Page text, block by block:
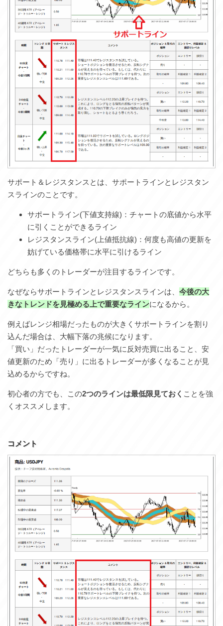
サポート＆レジスタンスとは、サポートラインとレジスタン
スラインのことです。
サポートライン(下値支持線)：チャートの底値から水平
に引くことができるライン
レジスタンスライン(上値抵抗線)：何度も高値の更新を
妨げている価格帯に水平に引けるライン
どちらも多くのトレーダーが注目するラインです。
なぜならサポートラインとレジスタンスラインは、 今後の大
きなトレンドを見極める上で重要なラインになるから。
例えばレンジ相場だったものが大きくサポートラインを割り
込んだ場合は、大幅下落の兆候になります。
「買い」だったトレーダーが一気に反対売買に出ること、安
値更新のため「売り」に出るトレーダーが多くなることが見
込めるからですね。
初心者の方でも、この2つのラインは最低限見ておく ことを強
くオススメします。
コメント